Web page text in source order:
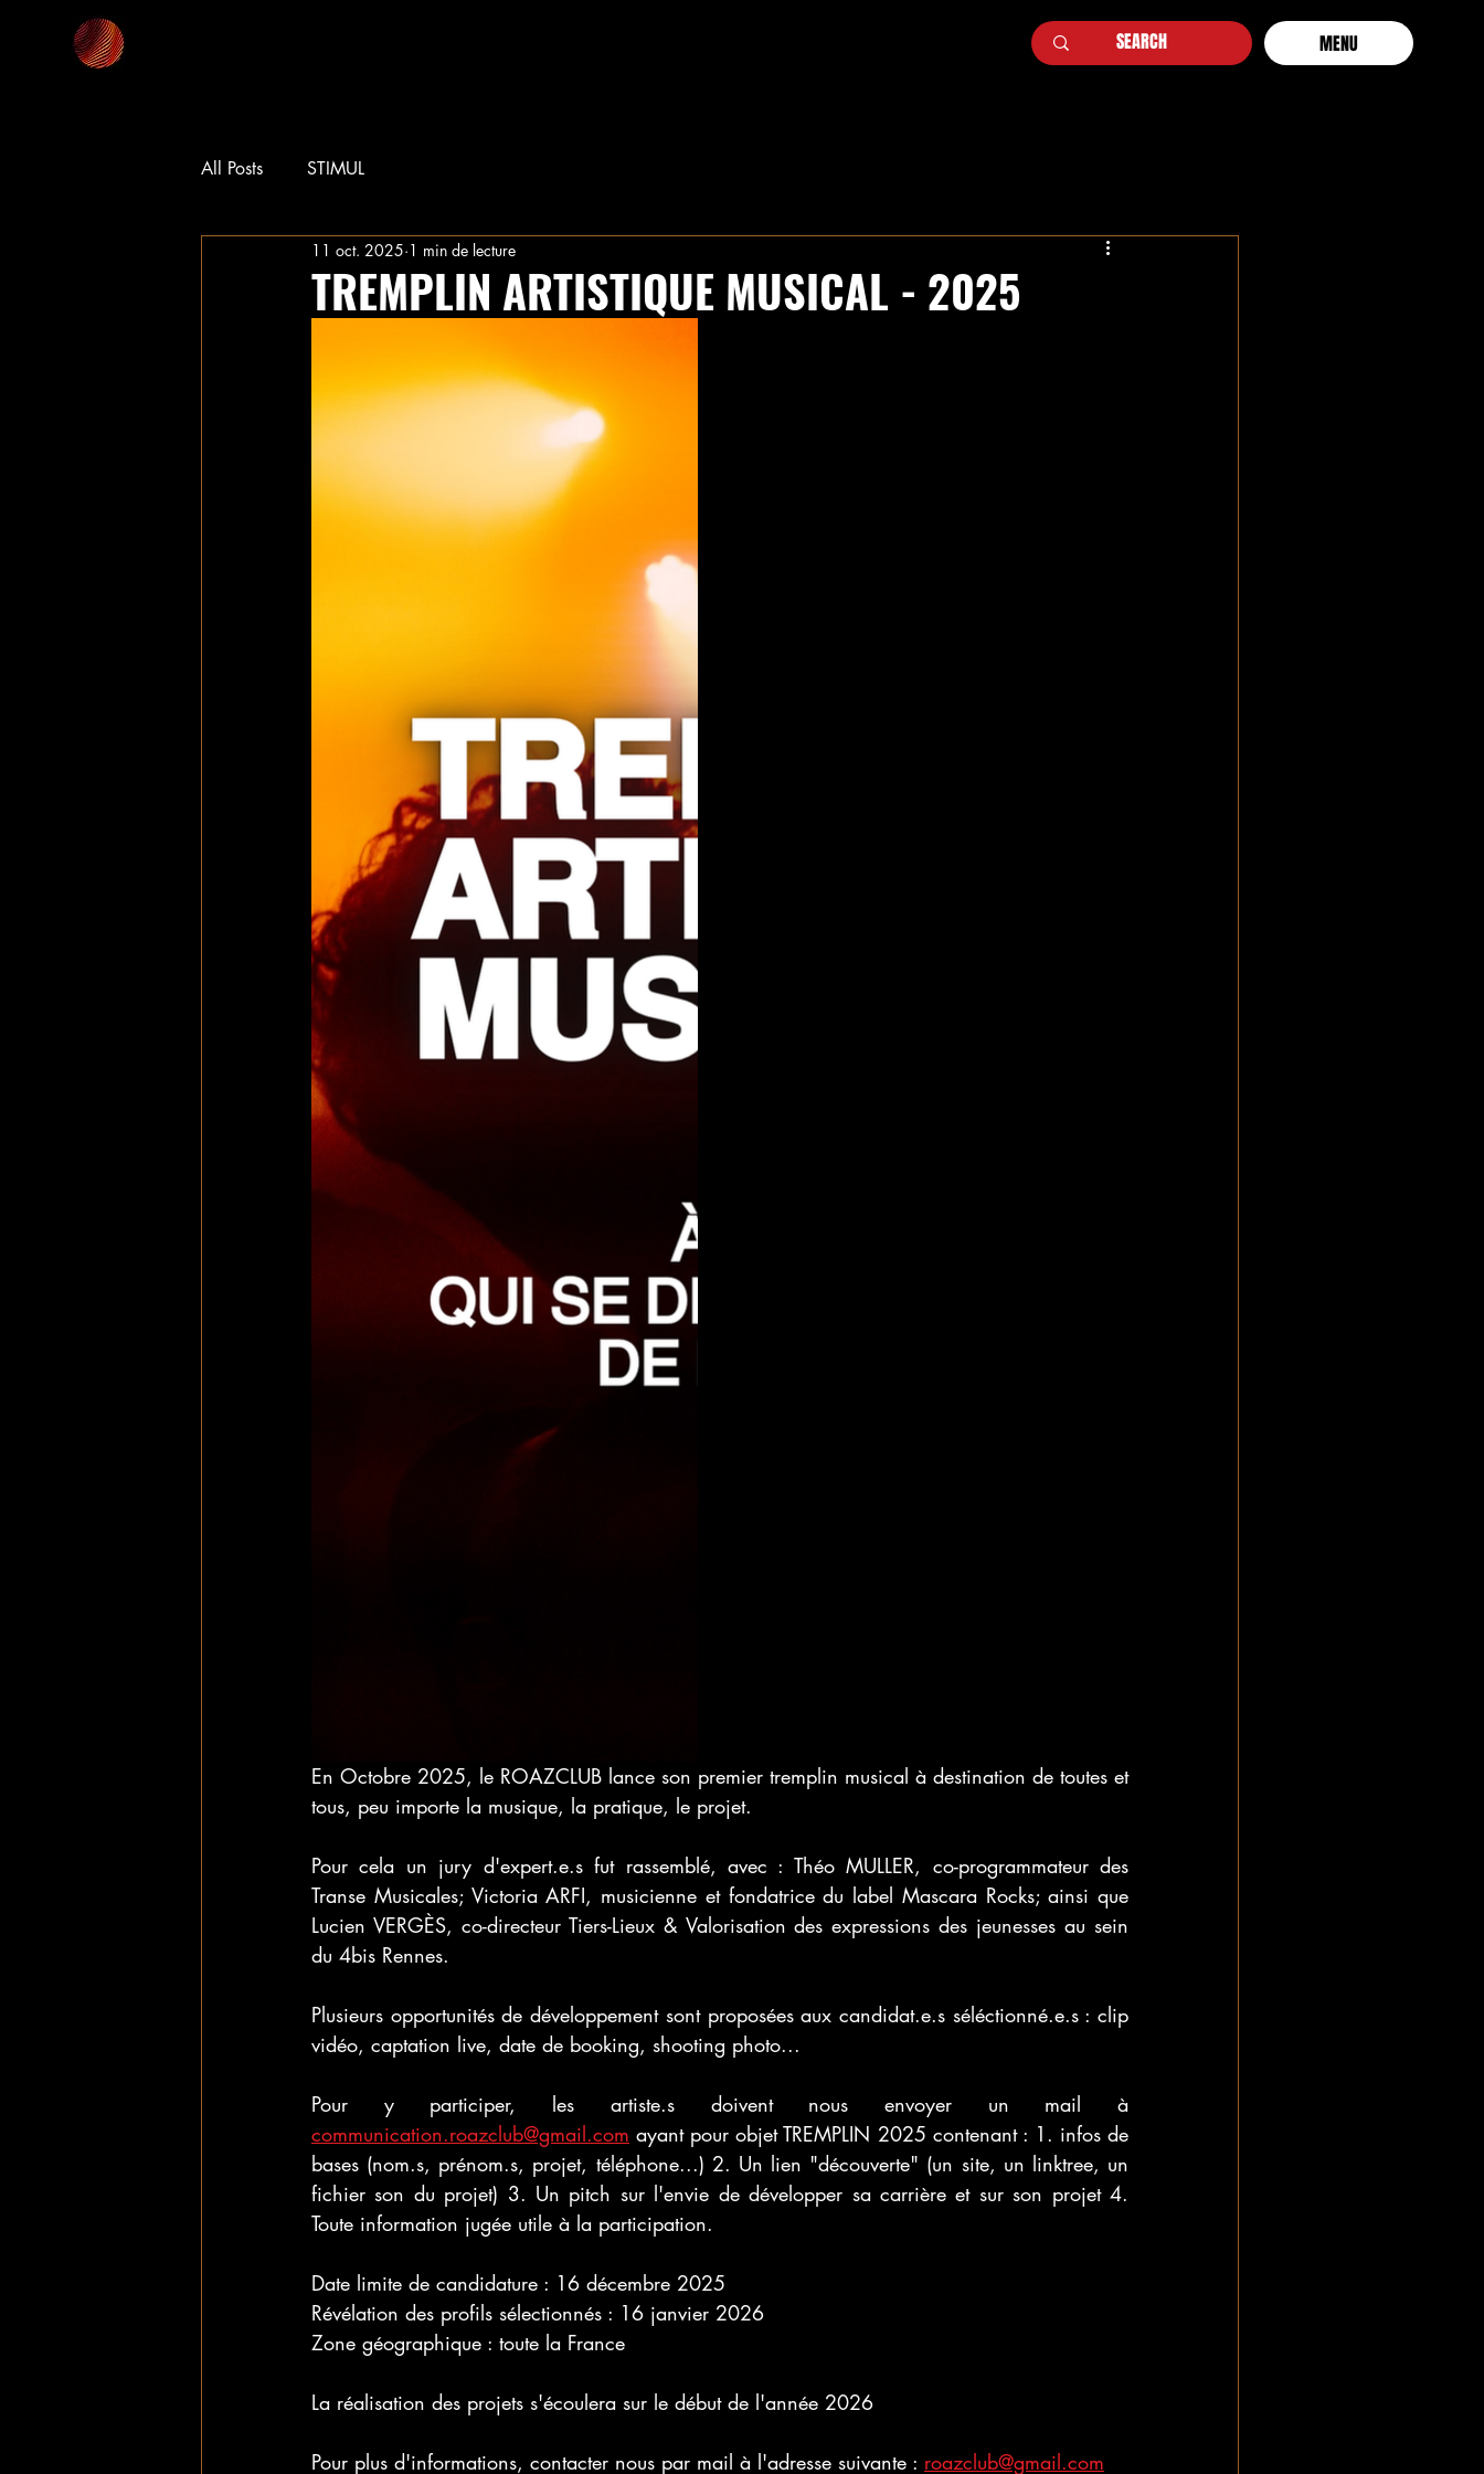
MENU
All Posts STIMUL
TREMPLIN ARTISTIQUE MUSICAL - 2025
11 oct. 2025 1 min de lecture
En Octobre 2025, le ROAZCLUB lance son premier tremplin musical à destination de toutes et
tous, peu importe la musique, la pratique, le projet.
Pour cela un jury d'expert.e.s fut rassemblé, avec : Théo MULLER, co-programmateur des
Transe Musicales; Victoria ARFI, musicienne et fondatrice du label Mascara Rocks; ainsi que
Lucien VERGÈS, co-directeur Tiers-Lieux & Valorisation des expressions des jeunesses au sein
du 4bis Rennes.
Plusieurs opportunités de développement sont proposées aux candidat.e.s séléctionné.e.s : clip
vidéo, captation live, date de booking, shooting photo...
communication.roazclub@gmail.com ayant pour objet TREMPLIN 2025 contenant : 1. infos de
bases (nom.s, prénom.s, projet, téléphone...) 2. Un lien "découverte" (un site, un linktree, un
fichier son du projet) 3. Un pitch sur l'envie de développer sa carrière et sur son projet 4.
Toute information jugée utile à la participation.
Date limite de candidature : 16 décembre 2025
Révélation des profils sélectionnés : 16 janvier 2026
Zone géographique : toute la France
La réalisation des projets s'écoulera sur le début de l'année 2026
Pour plus d'informations, contacter nous par mail à l'adresse suivante : roazclub@gmail.com